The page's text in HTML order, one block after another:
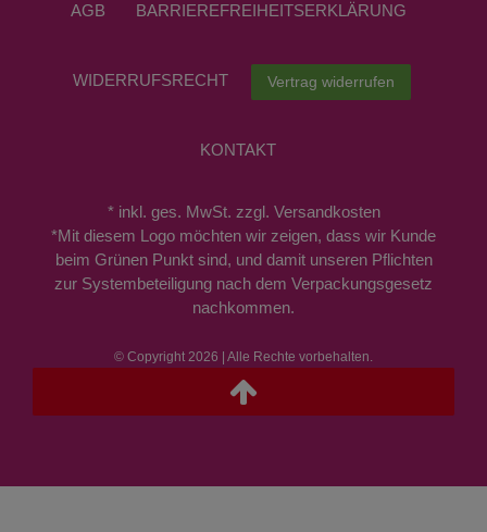
AGB BARRIEREFREIHEITSERKLÄRUNG
WIDERRUFS­RECHT Vertrag widerrufen
KONTAKT
* inkl. ges. MwSt. zzgl. Versandkosten
*Mit diesem Logo möchten wir zeigen, dass wir Kunde
beim Grünen Punkt sind, und damit unseren Pflichten
zur Systembeteiligung nach dem Verpackungsgesetz
nachkommen.
© Copyright 2026 | Alle Rechte vorbehalten.